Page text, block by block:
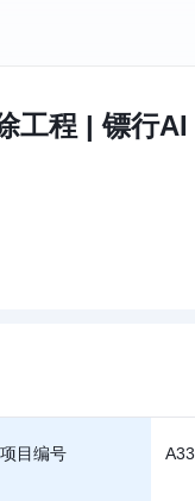
工程 | 镖行
项目编号